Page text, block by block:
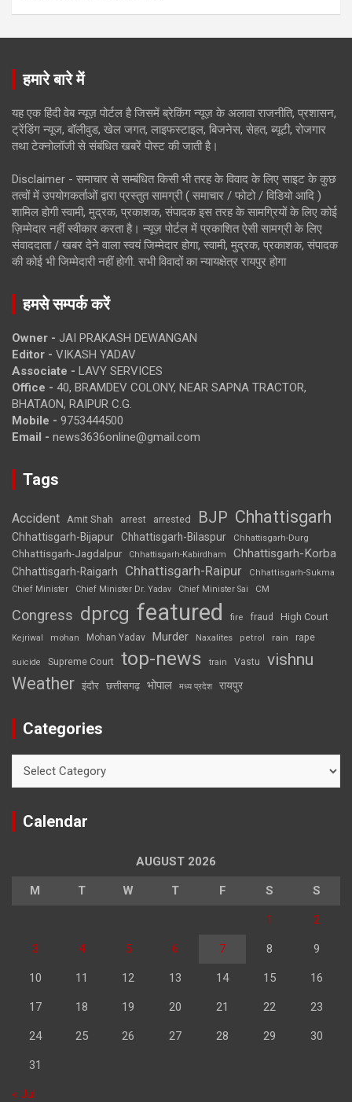
हमारे बारे में
यह एक हिंदी वेब न्यूज़ पोर्टल है जिसमें ब्रेकिंग न्यूज़ के अलावा राजनीति, प्रशासन,
ट्रेंडिंग न्यूज, बॉलीवुड, खेल जगत, लाइफस्टाइल, बिजनेस, सेहत, ब्यूटी, रोजगार
तथा टेक्नोलॉजी से संबंधित खबरें पोस्ट की जाती है।
Disclaimer - समाचार से सम्बंधित किसी भी तरह के विवाद के लिए साइट के कुछ
तत्वों में उपयोगकर्ताओं द्वारा प्रस्तुत सामग्री ( समाचार / फोटो / विडियो आदि )
शामिल होगी स्वामी, मुद्रक, प्रकाशक, संपादक इस तरह के सामग्रियों के लिए कोई
ज़िम्मेदार नहीं स्वीकार करता है। न्यूज़ पोर्टल में प्रकाशित ऐसी सामग्री के लिए
संवाददाता / खबर देने वाला स्वयं जिम्मेदार होगा, स्वामी, मुद्रक, प्रकाशक, संपादक
की कोई भी जिम्मेदारी नहीं होगी. सभी विवादों का न्यायक्षेत्र रायपुर होगा
हमसे सम्पर्क करें
Owner - JAI PRAKASH DEWANGAN
Editor - VIKASH YADAV
Associate - LAVY SERVICES
Office - 40, BRAMDEV COLONY, NEAR SAPNA TRACTOR,
BHATAON, RAIPUR C.G.
Mobile - 9753444500
Email - news3636online@gmail.com
Tags
Accident Amit Shah arrest arrested BJP Chhattisgarh
Chhattisgarh-Bijapur Chhattisgarh-Bilaspur Chhattisgarh-Durg
Chhattisgarh-Jagdalpur Chhattisgarh-Kabirdham Chhattisgarh-Korba
Chhattisgarh-Raigarh Chhattisgarh-Raipur
Chhattisgarh-Sukma
Chief Minister
Chief Minister Dr. Yadav Chief Minister Sai CM
Congress dprcg featured fire fraud High Court
Kejriwal mohan Mohan Yadav Murder Naxalites petrol rain rape
suicide Supreme Court top-news train Vastu vishnu
Weather इंदौर छत्तीसगढ़ भोपाल मध्य प्रदेश रायपुर
Categories
Calendar
AUGUST 2026
M T W T F S S
1 2
3 4 5 6 7 8 9
10 11 12 13 14 15 16
17 18 19 20 21 22 23
24 25 26 27 28 29 30
31
« Jul